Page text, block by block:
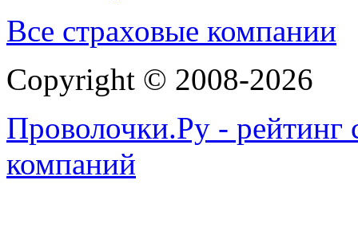
Все страховые компании
Copyright © 2008-2026
Проволочки.Ру - рейтинг
компаний